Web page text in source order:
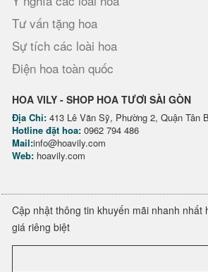
Tư vấn tặng hoa
Sự tích các loài hoa
Điện hoa toàn quốc
HOA VILY - SHOP HOA TƯƠI SÀI GÒN
Địa Chỉ: 413 Lê Văn Sỹ, Phường 2, Quận Tân
Hotline đặt hoa: 0962 794 486
Mail:info@hoavily.com
Web: hoavily.com
Cập nhật thông tin khuyến mãi nhanh nhất
giá riêng biệt